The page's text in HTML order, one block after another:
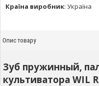
Країна виробник: Україна
Опис товару
Зуб пружинный,
культиватора WIL